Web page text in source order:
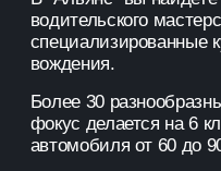
водительского
специализированные
вождения.
Более 30
фокус делается на 6
автомобиля от 60 до